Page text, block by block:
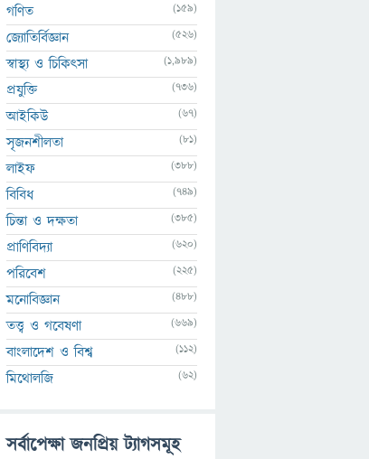
গণিত (159)
জ্যোতির্বিজ্ঞান (526)
স্বাস্থ্য ও চিকিৎসা (1,989)
প্রযুক্তি (736)
আইকিউ (67)
সৃজনশীলতা (81)
লাইফ (388)
বিবিধ (749)
চিন্তা ও দক্ষতা (385)
প্রাণিবিদ্যা (620)
পরিবেশ (225)
মনোবিজ্ঞান (488)
তত্ত্ব ও গবেষণা (669)
বাংলাদেশ ও বিশ্ব (112)
মিথোলজি (62)
সর্বাপেক্ষা জনপ্রিয় ট্যাগসমূহ